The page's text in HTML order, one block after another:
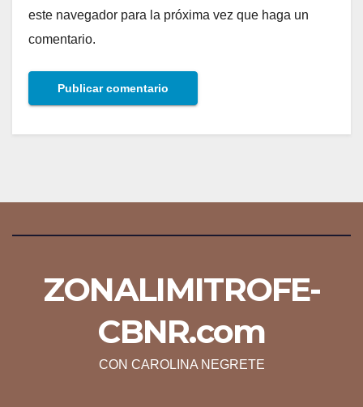
este navegador para la próxima vez que haga un
comentario.
ZONALIMITROFE-
CBNR.com
CON CAROLINA NEGRETE